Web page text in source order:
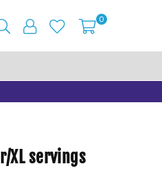
0
XL servings